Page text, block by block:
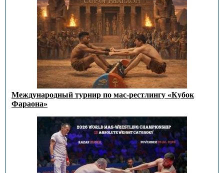
Международный турнир по мас-рестлингу «Кубок
Фараона»